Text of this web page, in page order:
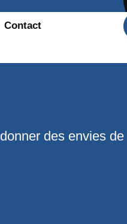
Contact
des envies de